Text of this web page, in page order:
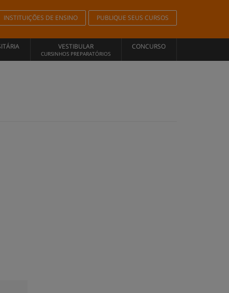
INSTITUIÇÕES DE ENSINO PUBLIQUE SEUS CURSOS
VESTIBULAR
CURSINHOS PREPARATÓRIOS
CONCURSO